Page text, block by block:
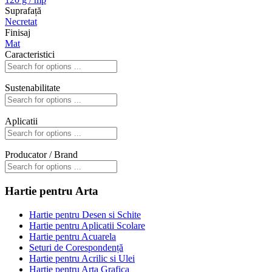
Suprafață
Necretat
Finisaj
Mat
Caracteristici
Sustenabilitate
Aplicatii
Producator / Brand
Hartie pentru Arta
Hartie pentru Desen si Schite
Hartie pentru Aplicatii Scolare
Hartie pentru Acuarela
Seturi de Corespondență
Hartie pentru Acrilic si Ulei
Hartie pentru Arta Grafica